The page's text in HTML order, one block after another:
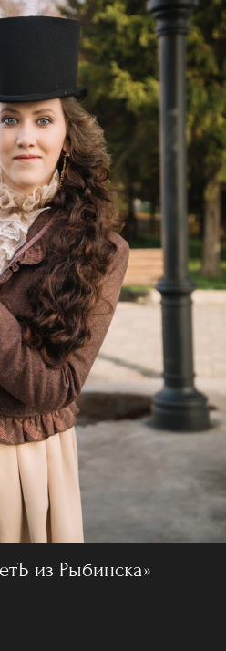
из Рыбинска»